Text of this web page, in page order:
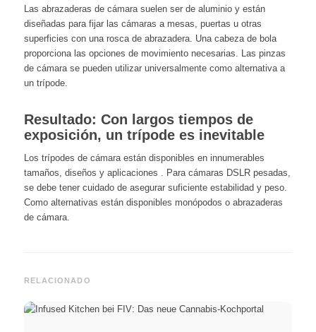
Las abrazaderas de cámara suelen ser de aluminio y están
diseñadas para fijar las cámaras a mesas, puertas u otras
superficies con una rosca de abrazadera. Una cabeza de bola
proporciona las opciones de movimiento necesarias. Las pinzas
de cámara se pueden utilizar universalmente como alternativa a
un trípode.
Resultado: Con largos tiempos de
exposición, un trípode es inevitable
Los trípodes de cámara están disponibles en innumerables
tamaños, diseños y aplicaciones . Para cámaras DSLR pesadas,
se debe tener cuidado de asegurar suficiente estabilidad y peso.
Como alternativas están disponibles monópodos o abrazaderas
de cámara.
RELACIONADO